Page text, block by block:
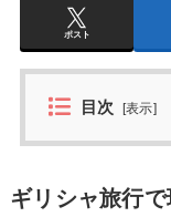
ポスト
目次 [表示]
ギリシャ旅行